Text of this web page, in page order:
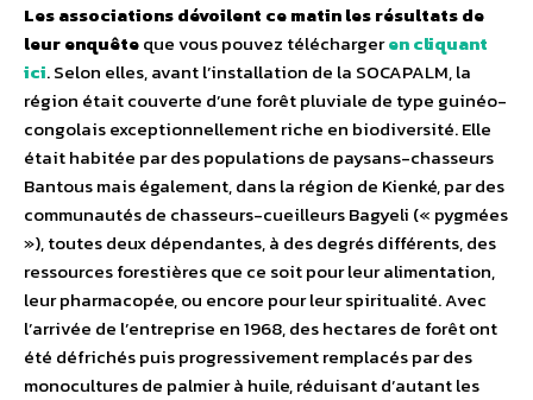
Les associations dévoilent ce matin les résultats de
leur enquêteque vous pouvez téléchargeren cliquant
ici. Selon elles, avant l’installation de la SOCAPALM, la
région était couverte d’une forêt pluviale de type guinéo-
congolais exceptionnellement riche en biodiversité. Elle
était habitée par des populations de paysans-chasseurs
Bantous mais également, dans la région de Kienké, par des
communautés de chasseurs-cueilleurs Bagyeli (« pygmées
»), toutes deux dépendantes, à des degrés différents, des
ressources forestières que ce soit pour leur alimentation,
leur pharmacopée, ou encore pour leur spiritualité. Avec
l’arrivée de l’entreprise en 1968, des hectares de forêt ont
été défrichés puis progressivement remplacés par des
monocultures de palmier à huile, réduisant d’autant les